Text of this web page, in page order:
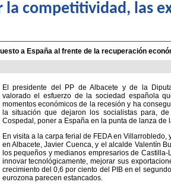
la competitividad, las
a España al frente de la recuperación
El presidente del PP de Albacete y de la
valorado el esfuerzo de la sociedad española
momentos económicos de la recesión y ha
la situación que dejaron los socialistas para,
Cospedal, poner a España en la punta de lanza de
En visita a la carpa ferial de FEDA en
en Albacete, Javier Cuenca, y el alcalde Valentín
los pequeños y medianos empresarios de
innovar tecnológicamente, mejorar sus
crecimiento del 0,6 por ciento del PIB en el
eurozona parecen estancados.